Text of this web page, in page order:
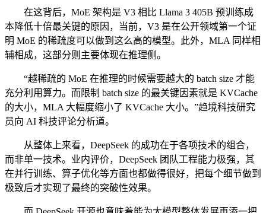
在这背后，MoE 架构是 V3 相比 Llama 3 405B 预训练成
本降低十倍最关键的原因，当前，V3 是在公开领域第一个证
明 MoE 的稀疏度可以做到这么高的模型。此外，MLA 同样相
辅相成，这部分则主要体现在推理侧。
“越稀疏的 MoE 在推理的时候需要越大的 batch size 才能
充分利用算力。而限制 batch size 的最关键因素就是 KVCache
的大小，MLA 大幅度缩小了 KVCache 大小。”趋境科技研究
员向 AI 科技评论分析道。
从整体上来看，DeepSeek 的成功在于各项技术的组合，
而非单一技术。业内评价，DeepSeek 团队工程能力极强，其
在并行训练、算子优化等方面也都做得很好，把每个细节做到
极致后才实现了最终的突破性效果。